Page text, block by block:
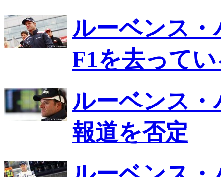
ルーベンス・
F1を去って
ルーベンス
報道を否定